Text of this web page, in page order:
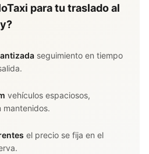
para tu traslado al
seguimiento en tiempo
vehículos espaciosos,
mantenidos.
el precio se fija en el